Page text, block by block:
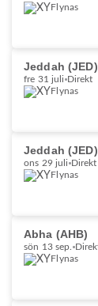
Flynas
Jeddah (JED)
fre 31 juli Direkt
Flynas
Jeddah (JED)
ons 29 juli Direkt
Flynas
Abha (AHB)
sön 13 sep.
Flynas